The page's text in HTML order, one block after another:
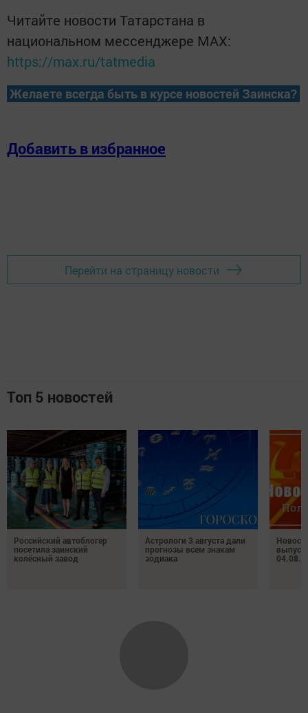
Читайте новости Татарстана в
национальном мессенджере MАХ:
https://max.ru/tatmedia
Желаете всегда быть в курсе новостей Заинска?
Добавить в избранное
Перейти на страницу новости
Топ 5 новостей
Российский автоблогер
посетила заинский
колёсный завод
Астрологи 3 августа дали
прогнозы всем знакам
зодиака